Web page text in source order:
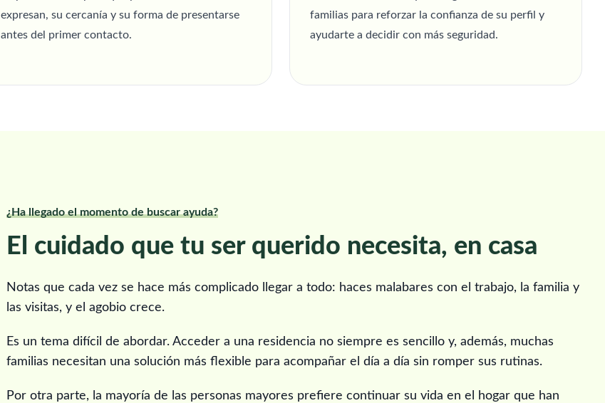
expresan, su cercanía y su forma de presentarse
antes del primer contacto.
familias para reforzar la confianza de su perfil y
ayudarte a decidir con más seguridad.
¿Ha llegado el momento de buscar ayuda?
El cuidado que tu ser querido necesita, en casa
Notas que cada vez se hace más complicado llegar a todo: haces malabares con el trabajo, la familia y
las visitas, y el agobio crece.
Es un tema difícil de abordar. Acceder a una residencia no siempre es sencillo y, además, muchas
familias necesitan una solución más flexible para acompañar el día a día sin romper sus rutinas.
Por otra parte, la mayoría de las personas mayores prefiere continuar su vida en el hogar que han